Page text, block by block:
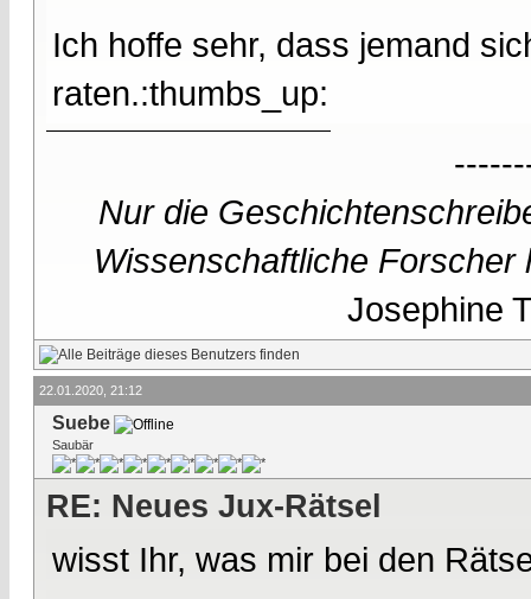
Ich hoffe sehr, dass jemand
raten.:thumbs_up:
Nur die
Wissenschaftliche
Josephine
22.01.2020, 21:12
Suebe
Saubär
RE: Neues Jux-Rätsel
wisst Ihr, was mir bei den